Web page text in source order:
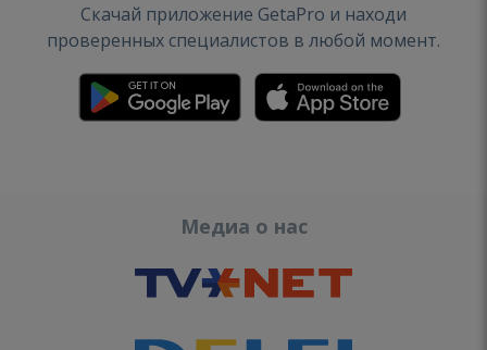
Скачай приложение GetaPro и находи
проверенных специалистов в любой момент.
Медиа о нас